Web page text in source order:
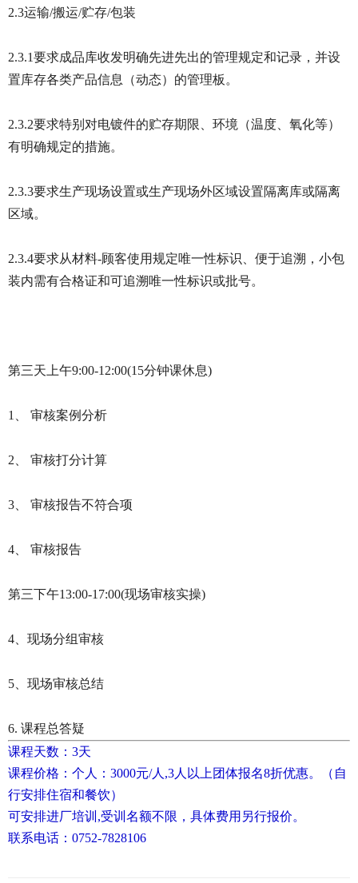
2.3运输/搬运/贮存/包装
2.3.1要求成品库收发明确先进先出的管理规定和记录，并设
置库存各类产品信息（动态）的管理板。
2.3.2要求特别对电镀件的贮存期限、环境（温度、氧化等）
有明确规定的措施。
2.3.3要求生产现场设置或生产现场外区域设置隔离库或隔离
区域。
2.3.4要求从材料-顾客使用规定唯一性标识、便于追溯，小包
装内需有合格证和可追溯唯一性标识或批号。
第三天上午9:00-12:00(15分钟课休息)
1、 审核案例分析
2、 审核打分计算
3、 审核报告不符合项
4、 审核报告
第三下午13:00-17:00(现场审核实操)
4、现场分组审核
5、现场审核总结
6. 课程总答疑
课程天数：3天
课程价格：个人：3000元/人,3人以上团体报名8折优惠。（自
行安排住宿和餐饮）
可安排进厂培训,受训名额不限，具体费用另行报价。
联系电话：0752-7828106